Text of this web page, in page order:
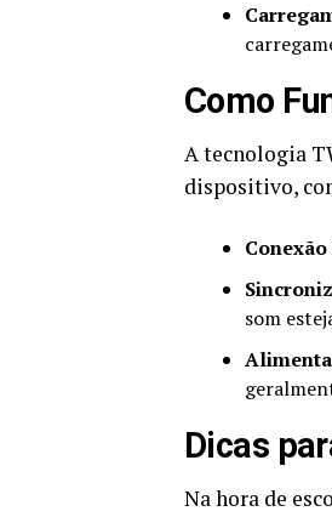
Como
A tecnologia
dispositivo,
som
Dicas
Na hora de